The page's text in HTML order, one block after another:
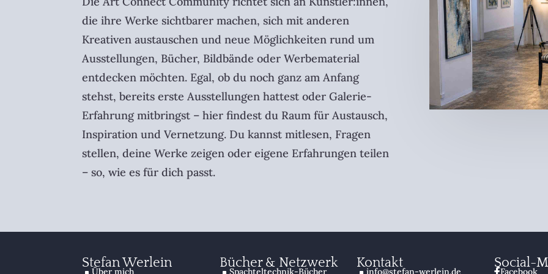
die ihre Werke sichtbarer machen, sich mit anderen
Kreativen austauschen und neue Möglichkeiten rund um
Ausstellungen, Bücher, Bildbände oder Werbematerial
entdecken möchten. Egal, ob du noch ganz am Anfang
stehst, bereits erste Ausstellungen hattest oder Galerie-
Erfahrung mitbringst – hier findest du Raum für Austausch,
Inspiration und Vernetzung. Du kannst mitlesen, Fragen
stellen, deine Werke zeigen oder eigene Erfahrungen teilen
– so, wie es für dich passt.
Stefan Werlein
Über mich
Bücher & Netzwerk
Spachteltechnik-Bücher
Kontakt
info@stefan-werlein.de
Social-
Facebook